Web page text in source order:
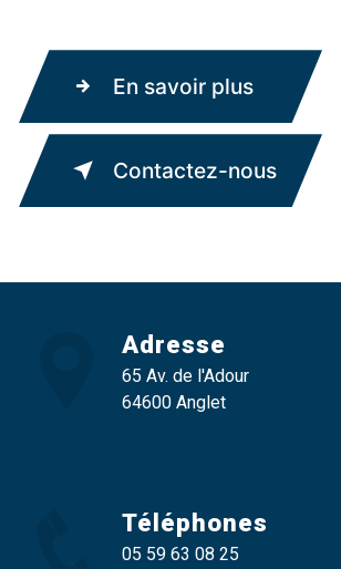
En savoir plus
Contactez-nous
Adresse
65 Av. de l'Adour
64600 Anglet
Téléphones
05 59 63 08 25